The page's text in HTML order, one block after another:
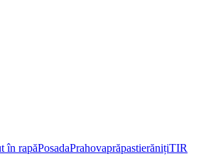
în rapăPosadaPrahovaprăpastierănițiTIR